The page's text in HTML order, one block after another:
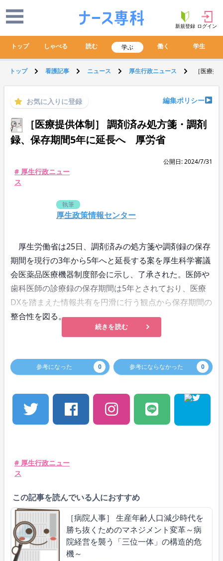
新規登録 ログイン
トップ しゃべる 読む 学ぶ 働く 学生
トップ 看護記事 ニュース 厚生行政ニュース ［医療
お気に入りに登録 編集ポリシー
［医療提供体制］ 調剤済み処方箋・調剤
録、保存期間5年に延長へ 厚労省
公開日: 2024/7/31
# 厚生行政ニュー
ス
執筆
厚生政策情報センター
厚生労働省は25日、調剤済みの処方箋や調剤録の保存
期間を現行の3年から5年へと延長する案を厚生科学審議
会医薬品医療機器制度部会に示し、了承された。医師や
歯科医師の診療録の保存期間は5年とされており、医療
DXを踏まえた情報共有を円滑に行う観点から保存期間の
整合性を図る。
続きを読む
参考になった 0 参考にならなかった 0
# 厚生行政ニュー
ス
この記事を読んでいる人におすすめ
［病院人事］ 生産年齢人口減少時代を
勝ち抜くためのマネジメント変革～病
院経営を襲う「三位一体」の構造的危
機～